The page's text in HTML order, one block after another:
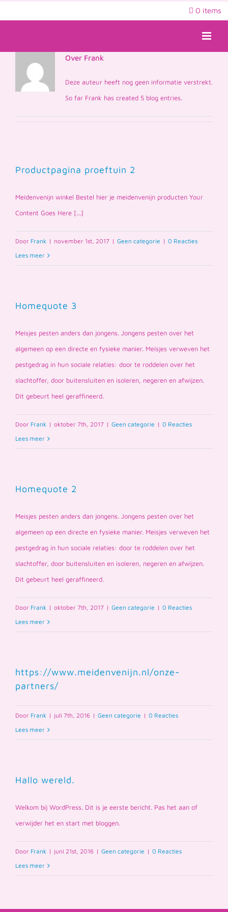
naar
0 items
Over Frank
Deze auteur heeft nog geen informatie verstrekt.
So far Frank has created 5 blog entries.
Productpagina proeftuin 2
Meidenvenijn winkel Bestel hier je meidenvenijn producten Your
Content Goes Here [...]
Door Frank | november 1st, 2017 | Geen categorie | 0 Reacties
Lees meer
Homequote 3
Meisjes pesten anders dan jongens. Jongens pesten over het
algemeen op een directe en fysieke manier. Meisjes verweven het
pestgedrag in hun sociale relaties: door te roddelen over het
slachtoffer, door buitensluiten en isoleren, negeren en afwijzen.
Dit gebeurt heel geraffineerd.
Door Frank | oktober 7th, 2017 | Geen categorie | 0 Reacties
Lees meer
Homequote 2
Meisjes pesten anders dan jongens. Jongens pesten over het
algemeen op een directe en fysieke manier. Meisjes verweven het
pestgedrag in hun sociale relaties: door te roddelen over het
slachtoffer, door buitensluiten en isoleren, negeren en afwijzen.
Dit gebeurt heel geraffineerd.
Door Frank | oktober 7th, 2017 | Geen categorie | 0 Reacties
Lees meer
https://www.meidenvenijn.nl/onze-
partners/
Door Frank | juli 7th, 2016 | Geen categorie | 0 Reacties
Lees meer
Hallo wereld.
Welkom bij WordPress. Dit is je eerste bericht. Pas het aan of
verwijder het en start met bloggen.
Door Frank | juni 21st, 2016 | Geen categorie | 0 Reacties
Lees meer